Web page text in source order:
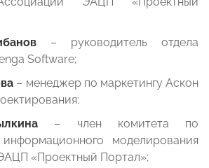
– руководитель отдела
Software;
– менеджер по маркетингу Аскон
– член комитета по
информационного моделирования
«Проектный Портал»;